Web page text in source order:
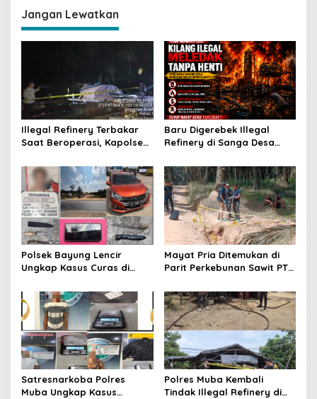
g
a
p
o
s
Jangan Lewatkan
Illegal Refinery Terbakar
Saat Beroperasi, Kapolsek
Penindakan dan
Pencegahan Terus
Dilakukan
Baru Digerebek Illegal
Refinery di Sanga Desa
Hukum Dipertanyakan
Polsek Bayung Lencir
Ungkap Kasus Curas di
Satu Pelaku Ditangkap Dua
Masih Diburu
Mayat Pria Ditemukan di
Parit Perkebunan Sawit PT
Selidiki Penyebab Kematian
Satresnarkoba Polres
Muba Ungkap Kasus
Polres Muba Kembali
Tindak Illegal Refinery di